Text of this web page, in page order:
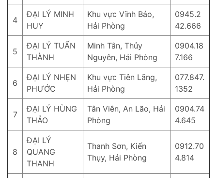
4
ĐẠI LÝ MINH
HUY
Khu vực Vĩnh Bảo,
Hải Phòng
0945.2
42.666
5
ĐẠI LÝ TUẤN
THÀNH
Minh Tân, Thủy
Nguyên, Hải Phòng
0904.18
7.166
6
ĐẠI LÝ NHẸN
PHƯỚC
Khu vực Tiên Lãng,
Hải Phòng
077.847.
1352
7
ĐẠI LÝ HÙNG
THẢO
Tân Viên, An Lão, Hải
Phòng
0904.74
4.645
8
ĐẠI LÝ
QUANG
THANH
Thanh Sơn, Kiến
Thụy, Hải Phòng
0912.70
4.814